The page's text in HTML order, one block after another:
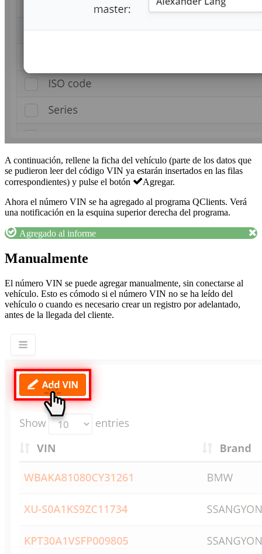
A continuación, rellene la ficha del vehículo (parte de los datos que
se pudieron leer del código VIN ya estarán insertados en las filas
correspondientes) y pulse el botón
Agregar.
Ahora el número VIN se ha agregado al programa QClients. Verá
una notificación en la esquina superior derecha del programa.
Agregado al informe
Manualmente
El número VIN se puede agregar manualmente, sin conectarse al
vehículo. Esto es cómodo si el número VIN no se ha leído del
vehículo o cuando es necesario crear un registro por adelantado,
antes de la llegada del cliente.